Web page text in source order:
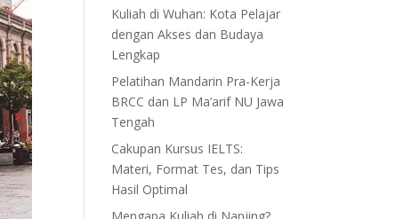
Kuliah di Wuhan: Kota Pelajar
dengan Akses dan Budaya
Lengkap
Pelatihan Mandarin Pra-Kerja
BRCC dan LP Ma’arif NU Jawa
Tengah
Cakupan Kursus IELTS:
Materi, Format Tes, dan Tips
Hasil Optimal